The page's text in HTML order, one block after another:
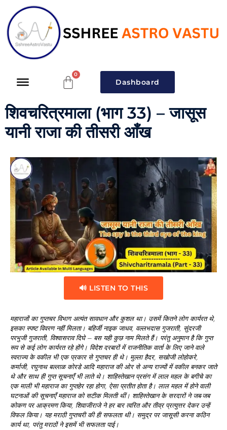
Dashboard
शिवचरित्रमाला (भाग 33) – जासूस
यानी राजा की तीसरी आँख
🔊 LISTEN TO THIS
महाराजोंकागुप्तचरविभागअत्यंतसावधानऔरकुशलथा। उसमेंकितनेलोगकार्यरतथे,
इसकास्पष्टविवरणनहींमिलता। बहिर्जीनाइकजाधव, वल्लभदासगुजराती, सुंदरजी
परभुजीगुजराती, विश्वासरावदिघे – बसयहीकुछनाममिलतेहैं। परंतुअनुमानहैकिगुप्त
रूपसेकईलोगकार्यरतरहेहोंगे। विदेशदरबारोंमेंराजनीतिकवार्ताकेलिएजानेवाले
स्वराज्यकेवकीलभीएकप्रकारसेगुप्तचरहीथे। मुल्लाहैदर, सखोजीलोहोकरे,
कर्माजी, रघुनाथबल्लाळकोरडेआदिमहाराजकीओरसेअन्यराज्योंमेंवकीलबनकरजाते
थेऔरसाथहीगुप्तसूचनाएँभीलातेथे। शाहिस्तेखानप्रसंगमेंलालमहलकेबगीचेका
एकमालीभीमहाराजकागुप्तहेररहाहोगा, ऐसाप्रतीतहोताहै। लालमहलमेंहोनेवाली
घटनाओंकीसूचनाएँमहाराजकोसटीकमिलतीथीं। शाहिस्तेखानकेसरदारोंनेजब-जब
कोकणपरआक्रमणकिया, शिवाजीराजेनेहरबारत्वरितऔरतीव्रप्रत्युत्तरदेकरउन्हें
विफलकिया। यहमराठीगुप्तचरीकीहीसफलताथी। समुद्रपरजासूसीकरनाकठिन
कार्यथा, परंतुमराठोंनेइसमेंभीसफलतापाई।